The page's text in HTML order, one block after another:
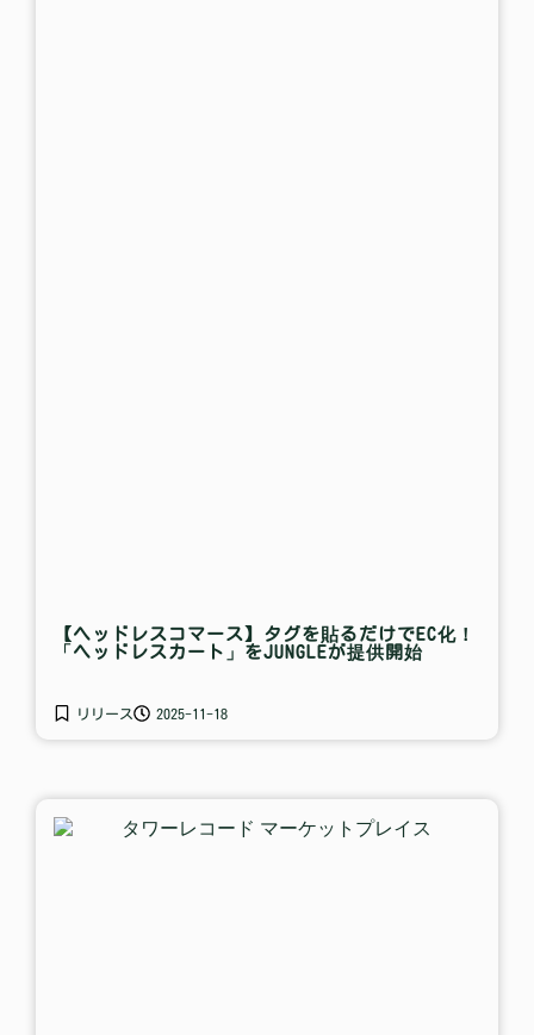
【ヘッドレスコマース】タグを貼るだけでEC化！
「ヘッドレスカート」をJUNGLEが提供開始
リリース 2025-11-18